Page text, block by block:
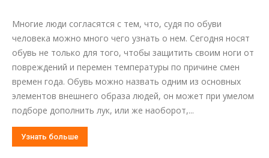
Многие люди согласятся с тем, что, судя по обуви
человека можно много чего узнать о нем. Сегодня носят
обувь не только для того, чтобы защитить своим ноги от
повреждений и перемен температуры по причине смен
времен года. Обувь можно назвать одним из основных
элементов внешнего образа людей, он может при умелом
подборе дополнить лук, или же наоборот,...
Узнать больше